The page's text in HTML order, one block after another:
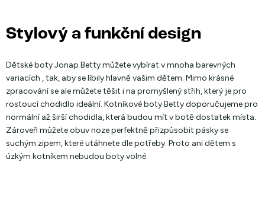
Stylový a funkční design
Dětské boty Jonap Betty můžete vybírat v mnoha barevných
variacích , tak, aby se líbily hlavně vašim dětem. Mimo krásné
zpracování se ale můžete těšit i na promyšlený střih, který je pro
rostoucí chodidlo ideální. Kotníkové boty Betty doporučujeme pro
normální až širší chodidla, která budou mít v botě dostatek místa.
Zároveň můžete obuv noze perfektně přizpůsobit pásky se
suchým zipem, které utáhnete dle potřeby. Proto ani dětem s
úzkým kotníkem nebudou boty volné.